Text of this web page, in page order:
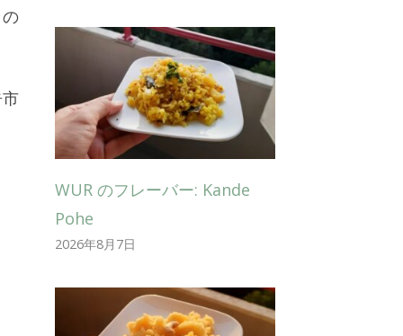
WUR のフレーバー: Kande
Pohe
2026年8月7日